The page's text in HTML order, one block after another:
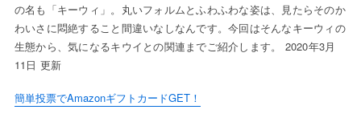
の名も「キーウィ」。丸いフォルムとふわふわな姿は、見たらそのか
わいさに悶絶すること間違いなしなんです。今回はそんなキーウィの
生態から、気になるキウイとの関連までご紹介します。 2020年3月
11日 更新
簡単投票でAmazonギフトカードGET！